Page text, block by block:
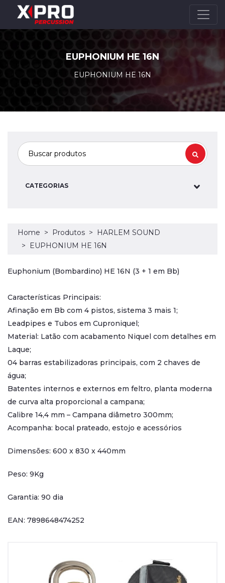
EUPHONIUM HE 16N
EUPHONIUM HE 16N
CATEGORIAS
Home Produtos
HARLEM SOUND
EUPHONIUM HE 16N
Euphonium (Bombardino) HE 16N (3 + 1 em Bb)
Características Principais:
Afinação em Bb com 4 pistos, sistema 3 mais 1;
Leadpipes e Tubos em Cuproniquel;
Material: Latão com acabamento Niquel com detalhes em
Laque;
04 barras estabilizadoras principais, com 2 chaves de
água;
Batentes internos e externos em feltro, planta moderna
de curva alta proporcional a campana;
Calibre 14,4 mm – Campana diâmetro 300mm;
Acompanha: bocal prateado, estojo e acessórios
Dimensões: 600 x 830 x 440mm
Peso: 9Kg
Garantia: 90 dia
EAN: 7898648474252